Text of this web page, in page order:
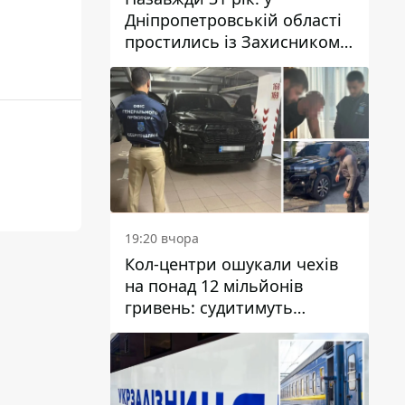
Дніпропетровській області
простились із Захисником
Олександром Рєпіним
19:20 вчора
Кол-центри ошукали чехів
на понад 12 мільйонів
гривень: судитимуть
дніпрянина, який
організував
транснаціональну злочинну
організацію